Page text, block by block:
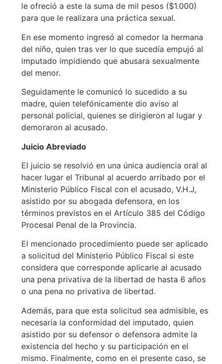
le ofreció a este la suma de mil pesos ($1.000)
para que le realizara una práctica sexual.
En ese momento ingresó al comedor la hermana
del niño, quien tras ver lo que sucedía empujó al
imputado impidiendo que abusara sexualmente
del menor.
Seguidamente le comunicó lo sucedido a su
madre, quien telefónicamente dio aviso al
personal policial, quienes se dirigieron al lugar y
demoraron al acusado.
Juicio Abreviado
El juicio se resolvió en una única audiencia oral al
hacer lugar el Tribunal al acuerdo arribado por el
Ministerio Público Fiscal con el acusado, V.H.J,
asistido por su abogada defensora, en los
términos previstos en el Artículo 385 del Código
Procesal Penal de la Provincia.
El mencionado procedimiento puede ser aplicado
a solicitud del Ministerio Público Fiscal si este
considera que corresponde aplicarle al acusado
una pena privativa de la libertad de hasta 6 años
o una pena no privativa de libertad.
Además, para que esta solicitud sea admisible, es
necesaria la conformidad del imputado, quien
asistido por su defensor o defensora admite la
existencia del hecho y su participación en el
mismo. Finalmente, como en el presente caso, se